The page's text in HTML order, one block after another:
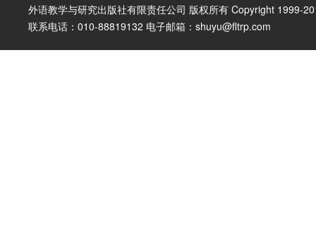
外语教学与研究出版社有限责任公司 版权所有 Copyright 1999-
联系电话：010-88819132 电子邮箱：shuyu@fltrp.com